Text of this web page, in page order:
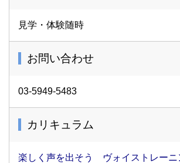
見学・体験随時
お問い合わせ
03-5949-5483
カリキュラム
楽しく声を出そう ヴォイストレーニ